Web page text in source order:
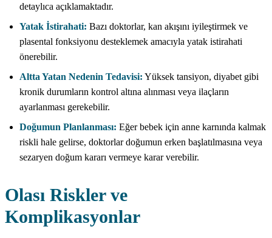
detaylıca açıklamaktadır.
Yatak İstirahati: Bazı doktorlar, kan akışını iyileştirmek ve
plasental fonksiyonu desteklemek amacıyla yatak istirahati
önerebilir.
Altta Yatan Nedenin Tedavisi: Yüksek tansiyon, diyabet gibi
kronik durumların kontrol altına alınması veya ilaçların
ayarlanması gerekebilir.
Doğumun Planlanması: Eğer bebek için anne karnında kalmak
riskli hale gelirse, doktorlar doğumun erken başlatılmasına veya
sezaryen doğum kararı vermeye karar verebilir.
Olası Riskler ve
Komplikasyonlar